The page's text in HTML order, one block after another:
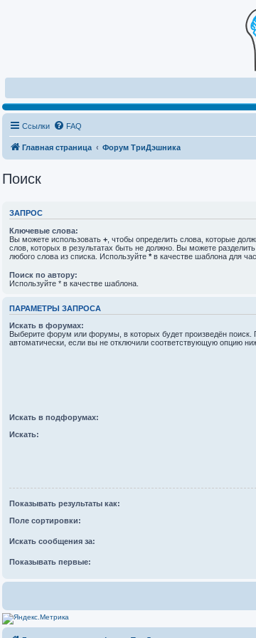
Ссылки FAQ
Главная страница Форум ТриДэшника
Поиск
ЗАПРОС
Ключевые слова:
Вы можете использовать + , чтобы определить слова, которые
слов, которых в результатах быть не должно. Вы можете
любого слова из списка. Используйте * в качестве шаблона для
Поиск по автору:
Используйте * в качестве шаблона.
ПАРАМЕТРЫ ЗАПРОСА
Искать в форумах:
Выберите форум или форумы, в которых будет произведён поиск.
автоматически, если вы не отключили соответствующую опцию
Искать в подфорумах:
Искать:
Показывать результаты как:
Поле сортировки:
Искать сообщения за:
Показывать первые: